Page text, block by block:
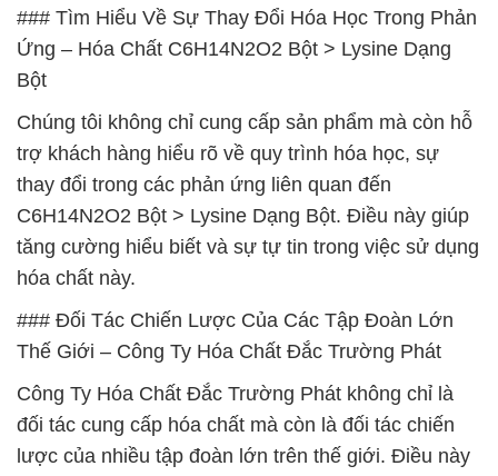
### Tìm Hiểu Về Sự Thay Đổi Hóa Học Trong Phản
Ứng – Hóa Chất C6H14N2O2 Bột > Lysine Dạng
Bột
Chúng tôi không chỉ cung cấp sản phẩm mà còn hỗ
trợ khách hàng hiểu rõ về quy trình hóa học, sự
thay đổi trong các phản ứng liên quan đến
C6H14N2O2 Bột > Lysine Dạng Bột. Điều này giúp
tăng cường hiểu biết và sự tự tin trong việc sử dụng
hóa chất này.
### Đối Tác Chiến Lược Của Các Tập Đoàn Lớn
Thế Giới – Công Ty Hóa Chất Đắc Trường Phát
Công Ty Hóa Chất Đắc Trường Phát không chỉ là
đối tác cung cấp hóa chất mà còn là đối tác chiến
lược của nhiều tập đoàn lớn trên thế giới. Điều này